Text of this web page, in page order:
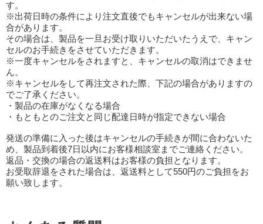
す。
※出荷日時の条件により注文直後でもキャンセルが出来ない場
合があります。
その場合は、製品を一旦お受け取りいただいたうえで、キャン
セルのお手続きをさせていただきます。
※一度キャンセルをされますと、キャンセルの取消はできませ
ん。
※キャンセルをして再注文された際、下記の場合がありますの
でご了承ください。
・製品の在庫がなくなる場合
・もともとのご注文と同じ配達日時が指定できない場合
発送の準備に入った後はキャンセルの手続きが間に合わないた
め、製品到着後7日以内にお客様相談室までご連絡ください。
返品・交換の場合の返送料はお客様の負担となります。
お受取辞退をされた場合は、返送料として550円のご負担をお
願い致します。